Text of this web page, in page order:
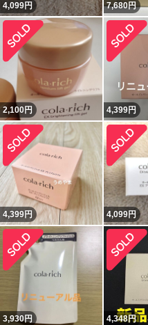
4,099円 7,680円
2,100円 4,399円
4,399円 4,099円
3,930円 4,348円